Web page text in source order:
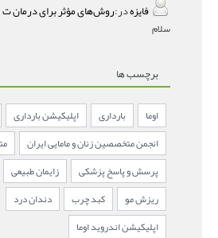
فایزهدر:روش‌های مؤثر برای درمان ت
سلام
برچسب ها
اوما بارداری اپلیکیشن بارداری
انجمن متخصصین زنان و مامایی ایران
پرسش و پاسخ پزشکی
زایمان طبیعی
ریزش مو
کبد چرب
دندان درد
اپلیکیشن اندروید اوما